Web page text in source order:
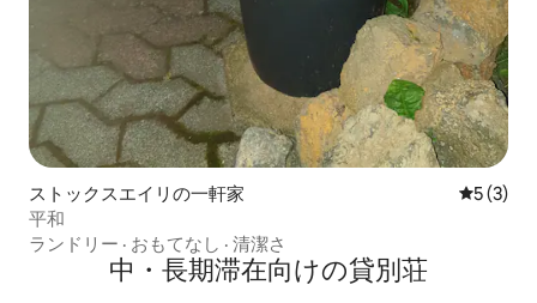
ストックスエイリの一軒家 レビュー
5 (3)
平和
ランドリー · おもてなし · 清潔さ
中・長期滞在向けの貸別荘